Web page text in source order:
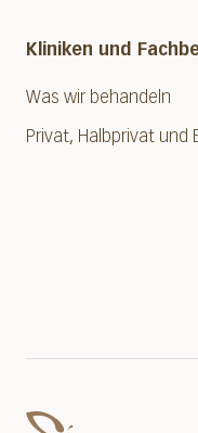
Kliniken und
Was wir behandeln
Privat, Halbprivat und